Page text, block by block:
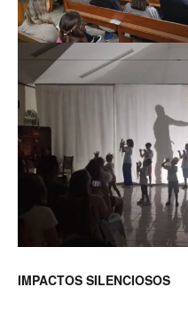
IMPACTOS SILENCIOSOS